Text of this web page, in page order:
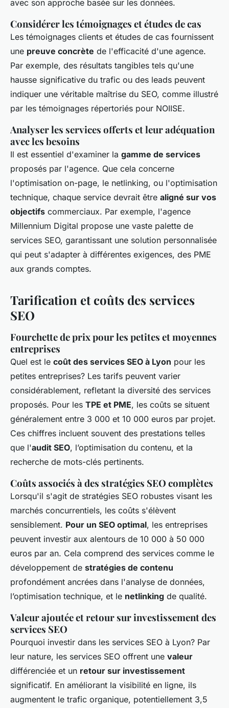
avec son approche basée sur les données.
Considérer les témoignages et études de cas
Les témoignages clients et études de cas fournissent
une preuve concrète de l'efficacité d'une agence.
Par exemple, des résultats tangibles tels qu'une
hausse significative du trafic ou des leads peuvent
indiquer une véritable maîtrise du SEO, comme illustré
par les témoignages répertoriés pour NOIISE.
Analyser les services offerts et leur adéquation
avec les besoins
Il est essentiel d'examiner la gamme de services
proposés par l'agence. Que cela concerne
l'optimisation on-page, le netlinking, ou l'optimisation
technique, chaque service devrait être aligné sur vos
objectifs commerciaux. Par exemple, l'agence
Millennium Digital propose une vaste palette de
services SEO, garantissant une solution personnalisée
qui peut s'adapter à différentes exigences, des PME
aux grands comptes.
Tarification et coûts des services
SEO
Fourchette de prix pour les petites et moyennes
entreprises
Quel est le coût des services SEO à Lyon pour les
petites entreprises? Les tarifs peuvent varier
considérablement, refletant la diversité des services
proposés. Pour les TPE et PME, les coûts se situent
généralement entre 3 000 et 10 000 euros par projet.
Ces chiffres incluent souvent des prestations telles
que l'audit SEO, l’optimisation du contenu, et la
recherche de mots-clés pertinents.
Coûts associés à des stratégies SEO complètes
Lorsqu'il s'agit de stratégies SEO robustes visant les
marchés concurrentiels, les coûts s'élèvent
sensiblement. Pour un SEO optimal, les entreprises
peuvent investir aux alentours de 10 000 à 50 000
euros par an. Cela comprend des services comme le
développement de stratégies de contenu
profondément ancrées dans l'analyse de données,
l’optimisation technique, et le netlinking de qualité.
Valeur ajoutée et retour sur investissement des
services SEO
Pourquoi investir dans les services SEO à Lyon? Par
leur nature, les services SEO offrent une valeur
différenciée et un retour sur investissement
significatif. En améliorant la visibilité en ligne, ils
augmentent le trafic organique, potentiellement 3,5